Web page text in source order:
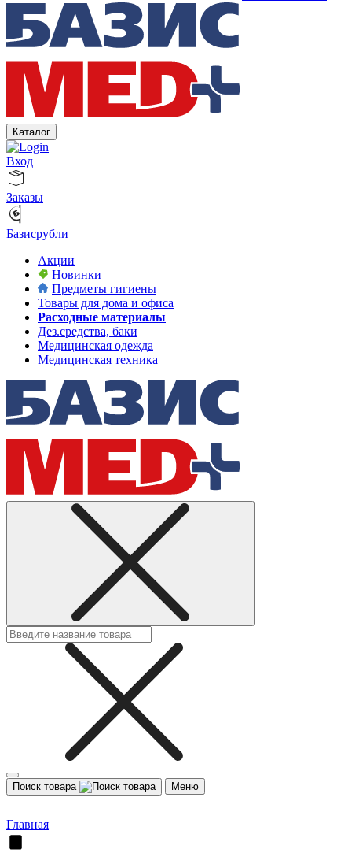
Каталог
Вход
Заказы
Базисрубли
Акции
Новинки
Предметы гигиены
Товары для дома и офиса
Расходные материалы
Дез.средства, баки
Медицинская одежда
Медицинская техника
Поиск товара Меню
Главная